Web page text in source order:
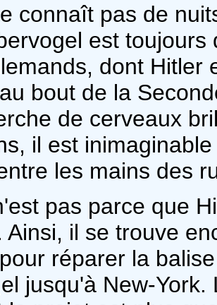
connaît pas de
est
dont Hitler
bout de la
de cerveaux
il est
les mains des
pas parce que
Ainsi, il se trouve
réparer la
jusqu'à New-